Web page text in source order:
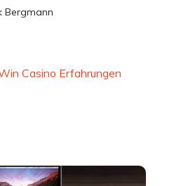
Bergmann
Casino Erfahrungen